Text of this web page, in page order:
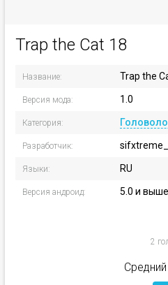
Trap the Cat 18
Название: Trap the
Версия мода: 1.0
Категория:
Разработчик:
Языки: RU
Версия андроид: 5.0 и выше
2